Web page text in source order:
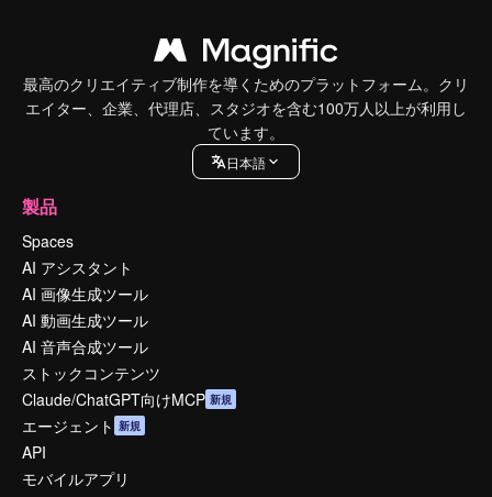
最高のクリエイティブ制作を導くためのプラットフォーム。クリ
エイター、企業、代理店、スタジオを含む100万人以上が利用し
ています。
日本語
製品
Spaces
AI アシスタント
AI 画像生成ツール
AI 動画生成ツール
AI 音声合成ツール
ストックコンテンツ
Claude/ChatGPT向けMCP 新規
エージェント 新規
API
モバイルアプリ